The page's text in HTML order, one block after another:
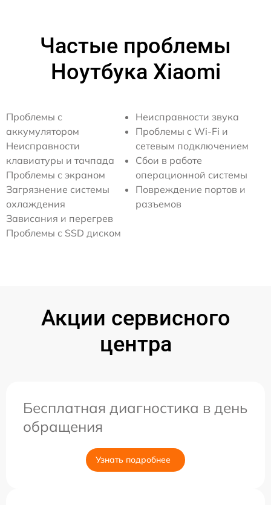
Частые проблемы
Ноутбука Xiaomi
Проблемы с
аккумулятором
Неисправности
клавиатуры и тачпада
Проблемы с экраном
Загрязнение системы
охлаждения
Неисправности звука
Проблемы с Wi-Fi и
сетевым подключением
Сбои в работе
операционной системы
Повреждение портов и
разъемов
Зависания и перегрев
Проблемы с SSD диском
Акции сервисного
центра
Бесплатная диагностика в день
обращения
Узнать подробнее